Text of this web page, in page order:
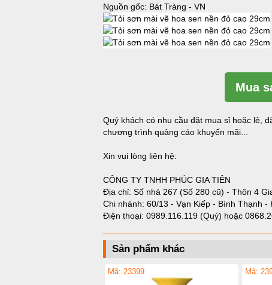
Nguồn gốc: Bát Tràng - VN
Mua
Quý khách có nhu cầu đặt mua sỉ hoặc lẻ,
chương trình quảng cáo khuyến mãi...
Xin vui lòng liên hệ:
CÔNG TY TNHH PHÚC GIA TIÊN
Địa chỉ: Số nhà 267 (Số 280 cũ) - Thôn 4
Chi nhánh: 60/13 - Vạn Kiếp - Bình Thạnh -
Điện thoại: 0989.116.119 (Quý) hoặc
Sản phẩm khác
Mã: 23399 Mã: